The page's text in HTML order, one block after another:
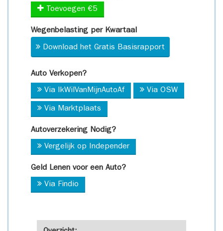
Toevoegen €5
Wegenbelasting per Kwartaal
Download het Gratis Basisrapport
Auto Verkopen?
Via IkWilVanMijnAutoAf Via OSW
Via Marktplaats
Autoverzekering Nodig?
Vergelijk op Independer
Geld Lenen voor een Auto?
Via Findio